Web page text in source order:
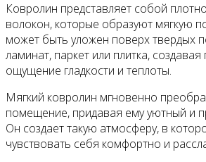
Ковролин представляет собой
волокон, которые образуют мягкую
может быть уложен поверх твердых
ламинат, паркет или плитка,
ощущение гладкости и теплоты.
Мягкий ковролин мгновенно
помещение, придавая ему уютный и
Он создает такую атмосферу, в
чувствовать себя комфортно и